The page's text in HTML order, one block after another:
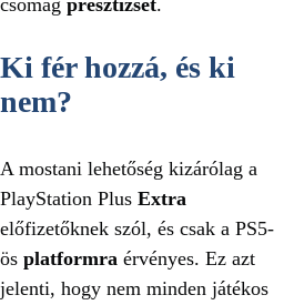
Ki fér hozzá, és ki
nem?
A mostani lehetőség kizárólag a
PlayStation Plus Extra
előfizetőknek szól, és csak a PS5-
ös platformra érvényes. Ez azt
jelenti, hogy nem minden játékos